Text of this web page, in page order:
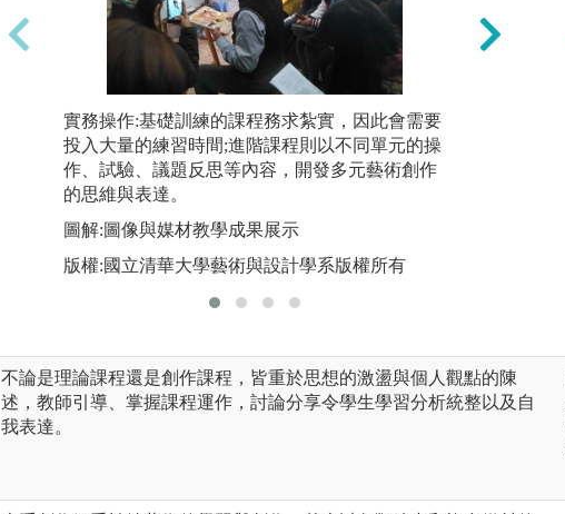
實務操作:基礎訓練的課程務求紮實，因此會需要
投入大量的練習時間;進階課程則以不同單元的操
作、試驗、議題反思等內容，開發多元藝術創作
的思維與表達。
圖解:圖像與媒材教學成果展示
版權:國立清華大學藝術與設計學系版權所有
不論是理論課程還是創作課程，皆重於思想的激盪與個人觀點的陳
述，教師引導、掌握課程運作，討論分享令學生學習分析統整以及自
我表達。